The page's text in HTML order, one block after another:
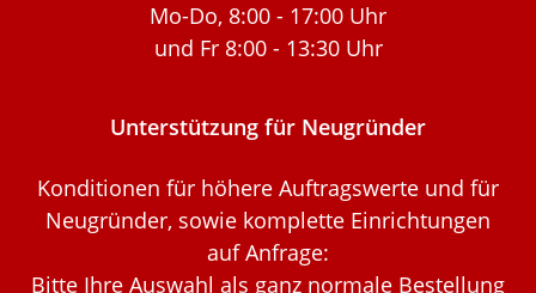
Mo-Do, 8:00 - 17:00 Uhr
und Fr 8:00 - 13:30 Uhr
Unterstützung für Neugründer
Konditionen für höhere Auftragswerte und für
Neugründer, sowie komplette Einrichtungen
auf Anfrage:
Bitte Ihre Auswahl als ganz normale Bestellung